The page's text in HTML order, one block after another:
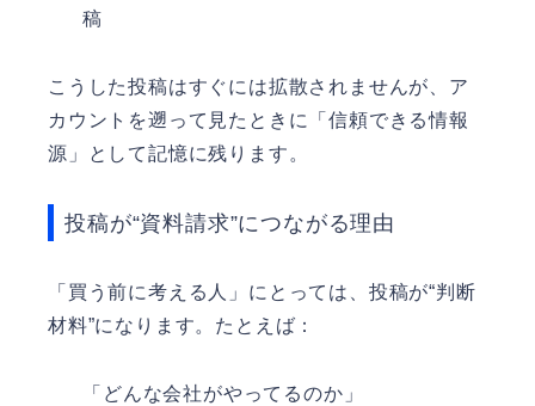
稿
こうした投稿はすぐには拡散されませんが、ア
カウントを遡って見たときに「信頼できる情報
源」として記憶に残ります。
投稿が“資料請求”につながる理由
「買う前に考える人」にとっては、投稿が“判断
材料”になります。たとえば：
「どんな会社がやってるのか」